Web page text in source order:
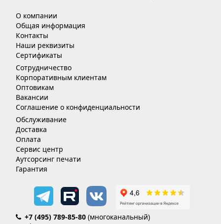
О компании
Общая информация
Контакты
Наши реквизиты
Сертификаты
Сотрудничество
Корпоративным клиентам
Оптовикам
Вакансии
Соглашение о конфиденциальности
Обслуживание
Доставка
Оплата
Сервис центр
Аутсорсинг печати
Гарантия
+7 (495) 789-85-80 (многоканальный)